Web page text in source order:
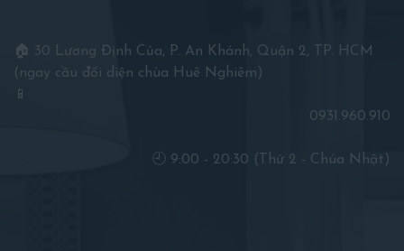
🏠 30 Lương Định Của, P. An Khánh, Quận 2, TP. HCM
(ngay cầu đối diện chùa Huê Nghiêm)
📱
0931.960.910
🕘 9:00 - 20:30 (Thứ 2 - Chúa Nhật)